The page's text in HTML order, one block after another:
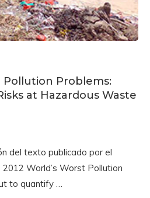
Pollution Problems:
at Hazardous Waste
del texto publicado por el
World’s Worst Pollution
to quantify …